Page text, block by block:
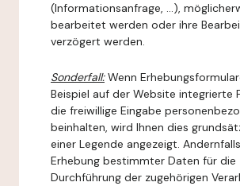
(Informationsanfrage, ...),
bearbeitet werden oder ihre
verzögert werden.
Sonderfall:Wenn
Beispiel auf der Website integrierte
die freiwillige Eingabe
beinhalten, wird Ihnen dies
einer Legende angezeigt.
Erhebung bestimmter Daten für die
Durchführung der zugehörigen